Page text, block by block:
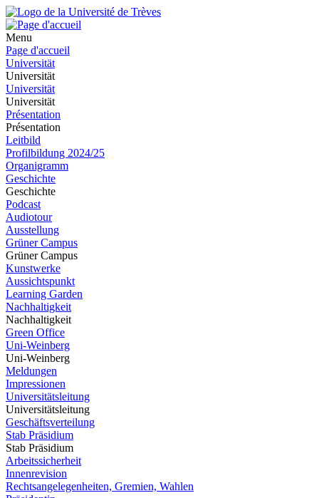
Menu
Page d'accueil
Universität
Universität
Universität
Universität
Présentation
Présentation
Leitbild
Profilbildung 2024/25
Organigramm
Geschichte
Geschichte
Podcast
Audiotour
Ausstellung
Grüner Campus
Grüner Campus
Kunstwerke
Aussichtspunkt
Learning Garden
Nachhaltigkeit
Nachhaltigkeit
Green Office
Uni-Weinberg
Uni-Weinberg
Meldungen
Impressionen
Universitätsleitung
Universitätsleitung
Geschäftsverteilung
Stab Präsidium
Stab Präsidium
Arbeitssicherheit
Innenrevision
Rechtsangelegenheiten, Gremien, Wahlen